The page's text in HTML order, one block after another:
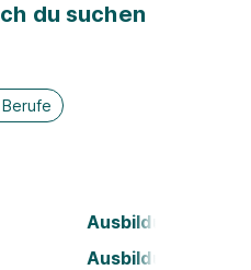
du suchen
Ausbildung
Ausbildung Bonn